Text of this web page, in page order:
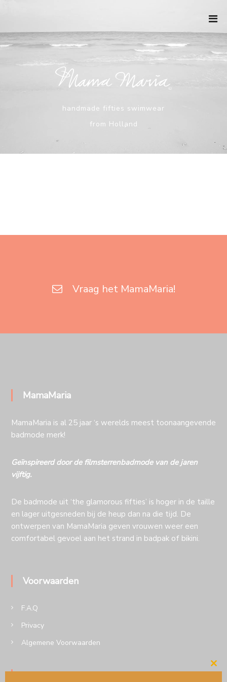
de
handmade fifties swimwear
from Holland
Vraag het MamaMaria!
MamaMaria
MamaMaria is al 25 jaar ‘s werelds meest toonaangevende
badmode merk!
Geïnspireerd door de filmsterrenbadmode van de jaren
vijftig.
De badmode uit ‘the glamorous fifties’ is hoger in de taille
en lager uitgesneden bij de heup dan na die tijd. De
ontwerpen van MamaMaria geven vrouwen weer een
comfortabel gevoel aan het strand in badpak of bikini.
Voorwaarden
F.A.Q
Privacy
Algemene Voorwaarden
Volg MamaMaria op insta of Facebook